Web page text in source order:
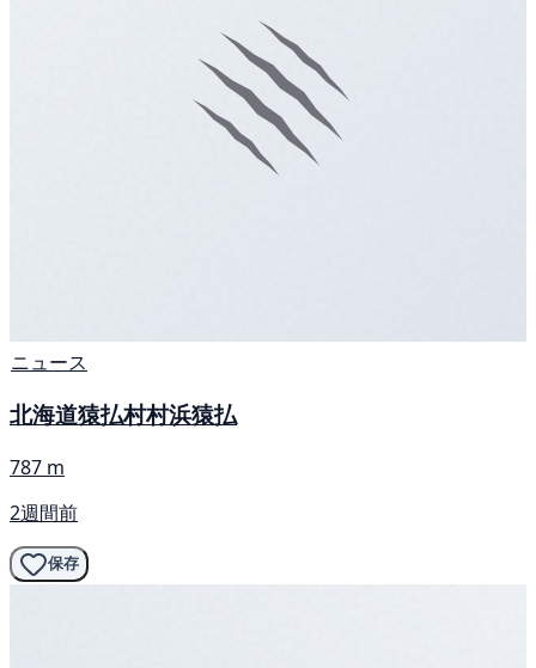
ニュース
北海道猿払村村浜猿払
787 m
2週間前
保存